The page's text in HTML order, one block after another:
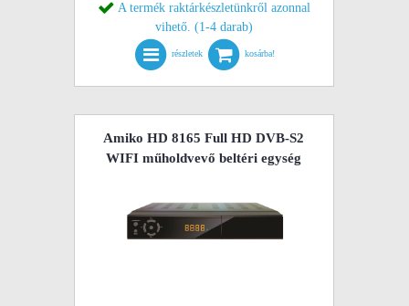
A termék raktárkészletünkről azonnal
vihető. (1-4 darab)
részletek kosárba!
Amiko HD 8165 Full HD DVB-S2
WIFI műholdvevő beltéri egység